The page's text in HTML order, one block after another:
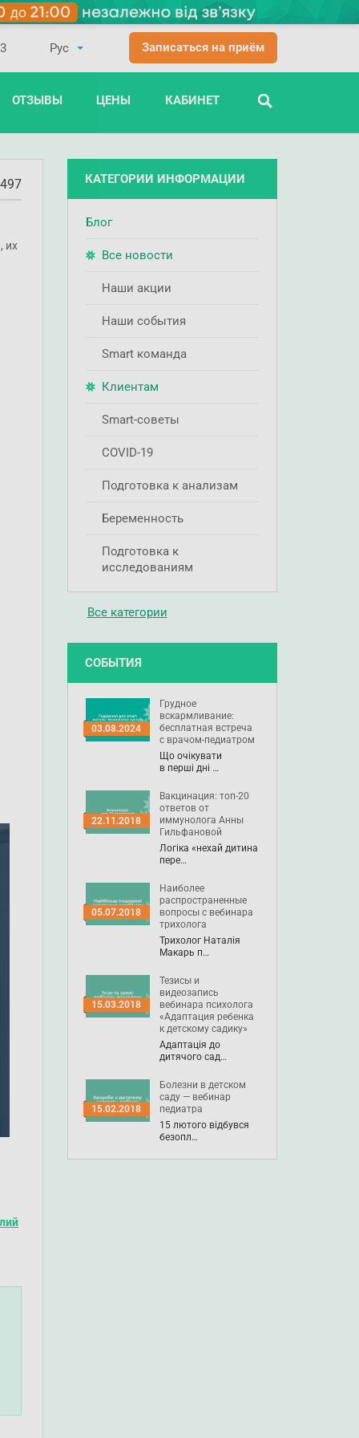
ПОИСК
Записаться на приём
ОТЗЫВЫ ЦЕНЫ КАБИНЕТ
их
КАТЕГОРИИ ИНФОРМАЦИИ
Блог
Все новости
Наши акции
Наши события
Smart команда
Клиентам
Smart-советы
COVID-19
Подготовка к анализам
Беременность
Подготовка к
исследованиям
Все категории
СОБЫТИЯ
03.08.2024
Грудное
вскармливание:
бесплатная встреча
с врачом-педиатром
Що очікувати
в перші дні …
22.11.2018
Вакцинация: топ-20
ответов от
иммунолога Анны
Гильфановой
Логіка «нехай дитина
пере…
05.07.2018
Наиболее
распространенные
вопросы с вебинара
трихолога
Трихолог Наталія
Макарь п…
15.03.2018
Тезисы и
видеозапись
вебинара психолога
«Адаптация ребенка
к детскому садику»
Адаптація до
дитячого сад…
15.02.2018
Болезни в детском
саду — вебинар
педиатра
15 лютого відбувся
безопл…